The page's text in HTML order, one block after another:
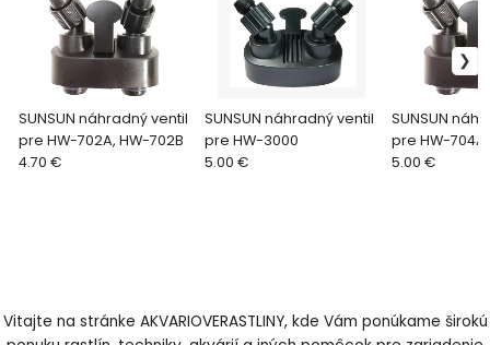
SUNSUN náhradný ventil
pre HW-702A, HW-702B
4.70 €
SUNSUN náhradný ventil
pre HW-3000
5.00 €
SUNSUN
pre HW-
5.00 €
Vitajte na stránke AKVARIOVERASTLINY, kde Vám ponúkame širokú